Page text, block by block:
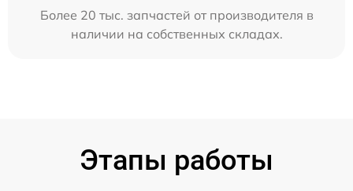
Более 20 тыс. запчастей от производителя в
наличии на собственных складах.
Этапы работы